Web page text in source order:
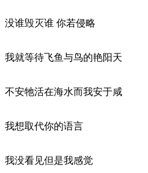
没谁毁灭谁 你若侵略
我就等待飞鱼与鸟的艳阳天
不安牠活在海水而我安于咸
我想取代你的语言
我没看见但是我感觉